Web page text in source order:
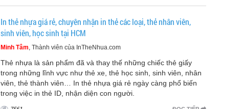
In thẻ nhựa giá rẻ, chuyên nhận in thẻ các loại, thẻ nhân viên,
sinh viên, học sinh tại HCM
Minh Tâm, Thành viên của InTheNhua.com
Thẻ nhựa là sản phẩm đã và thay thế những chiếc thẻ giấy
trong những lĩnh vực như thẻ xe, thẻ học sinh, sinh viên, nhân
viên, thẻ thành viên… In thẻ nhựa giá rẻ ngày càng phổ biến
trong việc in thẻ ID, nhận diện con người.